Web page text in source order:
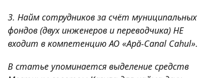
3. Найм сотрудников за счёт муниципальных
фондов (двух инженеров и переводчика) НЕ
входит в компетенцию АО «Apă-Canal Cahul».
В статье упоминается выделение средств